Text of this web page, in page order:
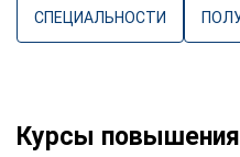
СПЕЦИАЛЬНОСТИ
Курсы повышения